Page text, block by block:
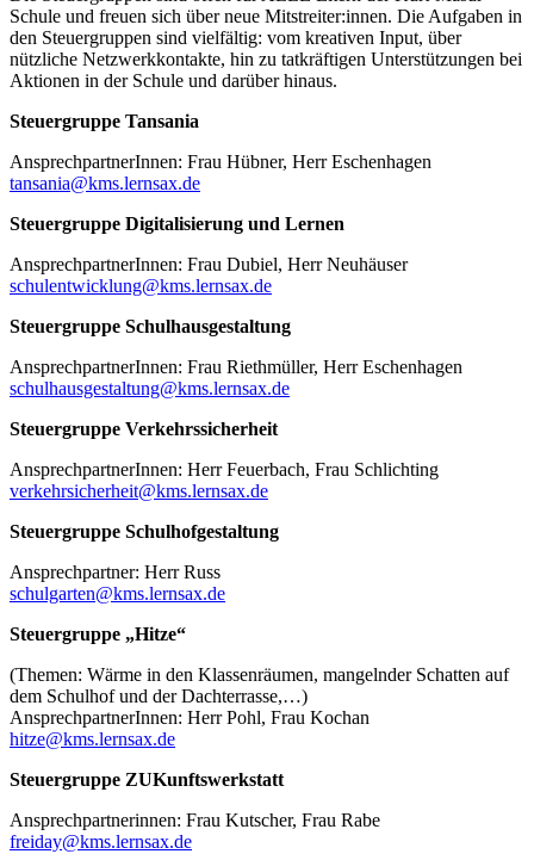
Schule und freuen sich über neue Mitstreiter:innen. Die Aufgaben in
den Steuergruppen sind vielfältig: vom kreativen Input, über
nützliche Netzwerkkontakte, hin zu tatkräftigen Unterstützungen bei
Aktionen in der Schule und darüber hinaus.
Steuergruppe Tansania
AnsprechpartnerInnen: Frau Hübner, Herr Eschenhagen
tansania@kms.lernsax.de
Steuergruppe Digitalisierung und Lernen
AnsprechpartnerInnen: Frau Dubiel, Herr Neuhäuser
schulentwicklung@kms.lernsax.de
Steuergruppe Schulhausgestaltung
AnsprechpartnerInnen: Frau Riethmüller, Herr Eschenhagen
schulhausgestaltung@kms.lernsax.de
Steuergruppe Verkehrssicherheit
AnsprechpartnerInnen: Herr Feuerbach, Frau Schlichting
verkehrsicherheit@kms.lernsax.de
Steuergruppe Schulhofgestaltung
Ansprechpartner: Herr Russ
schulgarten@kms.lernsax.de
Steuergruppe „Hitze“
(Themen: Wärme in den Klassenräumen, mangelnder Schatten auf
dem Schulhof und der Dachterrasse,…)
AnsprechpartnerInnen: Herr Pohl, Frau Kochan
hitze@kms.lernsax.de
Steuergruppe ZUKunftswerkstatt
Ansprechpartnerinnen: Frau Kutscher, Frau Rabe
freiday@kms.lernsax.de